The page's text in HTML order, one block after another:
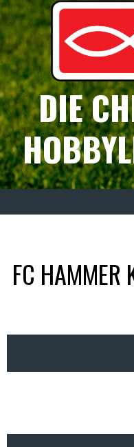
Springe
zum
Inhalt
DIE
FC HAMMER